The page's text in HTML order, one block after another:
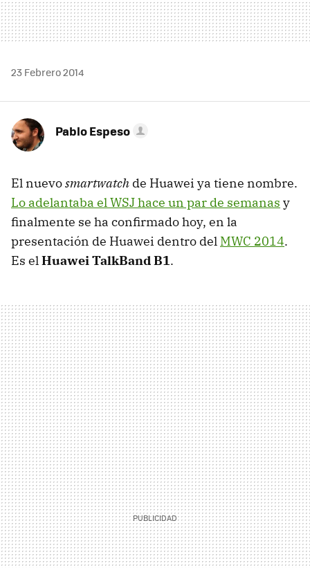
23 Febrero 2014
Pablo Espeso
El nuevosmartwatch de Huawei ya tiene nombre.
Lo adelantaba el WSJ hace un par de semanas y
finalmente se ha confirmado hoy, en la
presentación de Huawei dentro del MWC 2014.
Es elHuawei TalkBand B1.